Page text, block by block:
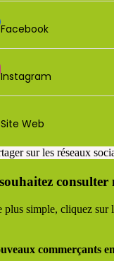
Facebook
Instagram
Site Web
sur les réseaux
plus simple, cliquez sur
commerçants